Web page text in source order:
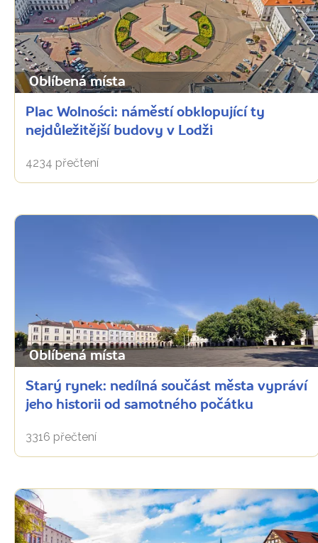
Oblíbená místa
Plac Wolności: náměstí obklopující ty
nejdůležitější budovy v Lodži
4234 přečtení
Oblíbená místa
Starý rynek: nedílná součást města vypráví
jeho historii od samotného počátku
3316 přečtení